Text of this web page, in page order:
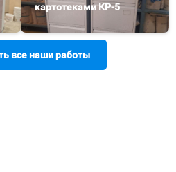
картотеками КР-5
все наши работы